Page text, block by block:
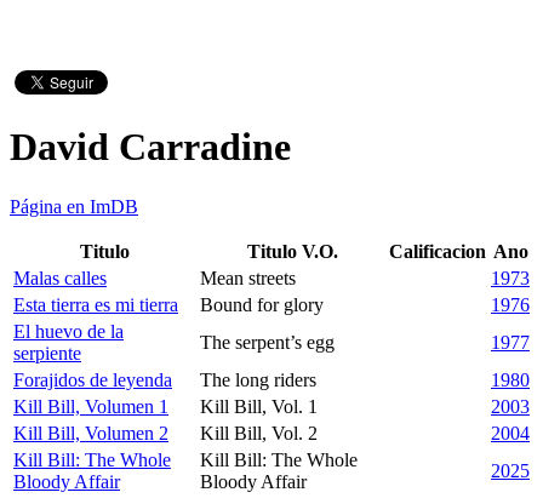
David Carradine
Página en ImDB
Titulo Titulo V.O. Calificacion Ano
Malas calles
Mean streets
1973
Esta tierra es mi tierra
Bound for glory
1976
El huevo de la
serpiente
The serpent’s egg
1977
Forajidos de leyenda
The long riders
1980
Kill Bill, Volumen 1
Kill Bill, Vol. 1
2003
Kill Bill, Volumen 2
Kill Bill, Vol. 2
2004
Kill Bill: The Whole
Bloody Affair
Kill Bill: The Whole
Bloody Affair
2025